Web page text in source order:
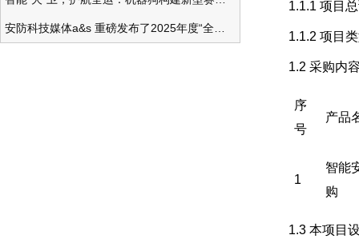
1.1.1 项目
1.1.2 项目
1.2 采购内
序
号
产品
1
智能
购
1.3 本项目